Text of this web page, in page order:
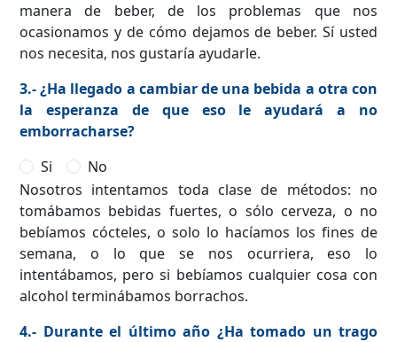
manera de beber, de los problemas que nos
ocasionamos y de cómo dejamos de beber. Sí usted
nos necesita, nos gustaría ayudarle.
3.- ¿Ha llegado a cambiar de una bebida a otra con
la esperanza de que eso le ayudará a no
emborracharse?
Si
No
Nosotros intentamos toda clase de métodos: no
tomábamos bebidas fuertes, o sólo cerveza, o no
bebíamos cócteles, o solo lo hacíamos los fines de
semana, o lo que se nos ocurriera, eso lo
intentábamos, pero si bebíamos cualquier cosa con
alcohol terminábamos borrachos.
4.- Durante el último año ¿Ha tomado un trago